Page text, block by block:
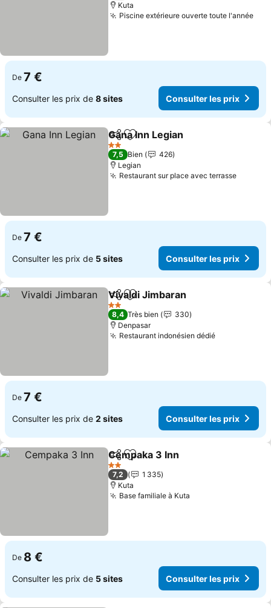
Kuta
Piscine extérieure ouverte toute l'année
De 7 €
Consulter les prix de 8 sites Consulter les prix
PartagerAjouter à mes favoris
Gana Inn Legian
2 Étoiles
7,5 Bien
426
Legian
Restaurant sur place avec terrasse
De 7 €
Consulter les prix de 5 sites Consulter les prix
PartagerAjouter à mes favoris
Vivaldi Jimbaran
2 Étoiles
8,4 Très bien
330
Denpasar
Restaurant indonésien dédiéConsulter
De 7 €
Consulter les prix de 2 sites Consulter les prix
PartagerAjouter à mes favoris
Cempaka 3 Inn
2 Étoiles
7,2
1 335
Kuta
Base familiale à Kuta
De 8 €
Consulter les prix de 5 sites Consulter les prix